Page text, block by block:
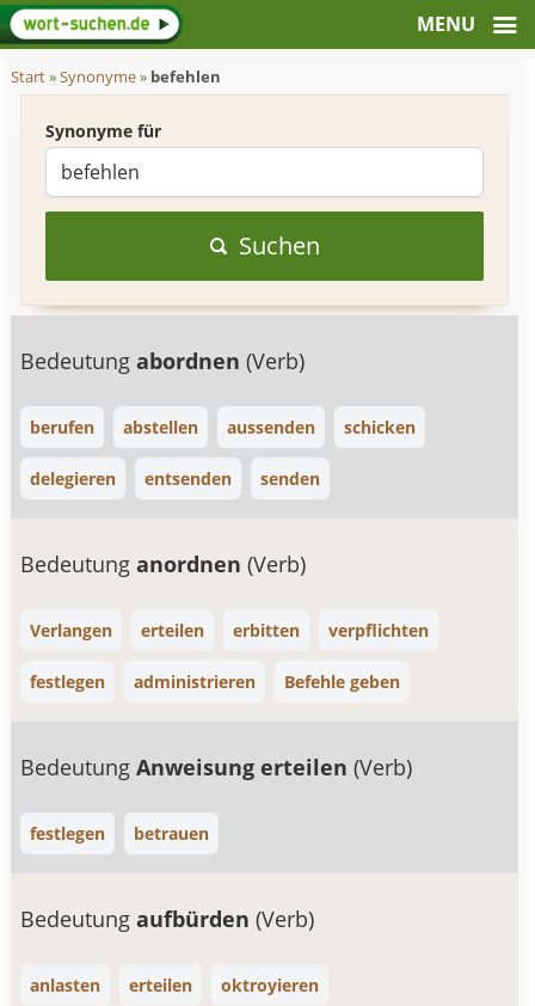
Start»Synonyme» befehlen
Synonyme für
Suchen
Bedeutungabordnen(Verb)
berufen abstellen aussenden schicken
delegieren entsenden senden
Bedeutunganordnen(Verb)
Verlangen erteilen erbitten verpflichten
festlegen administrieren Befehle geben
BedeutungAnweisung erteilen(Verb)
festlegen betrauen
Bedeutungaufbürden(Verb)
anlasten erteilen oktroyieren